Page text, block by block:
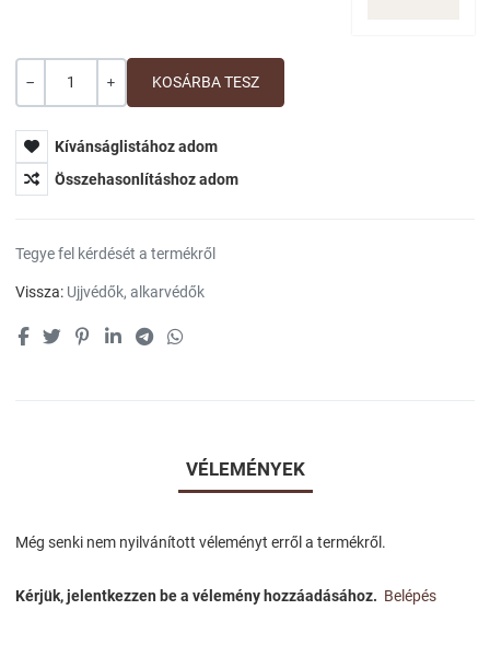
Mennyiség
Kívánságlistához adom
Összehasonlításhoz adom
Tegye fel kérdését a termékről
Vissza: Ujjvédők, alkarvédők
VÉLEMÉNYEK
Még senki nem nyilvánított véleményt erről a termékről.
Kérjük, jelentkezzen be a vélemény hozzáadásához. Belépés